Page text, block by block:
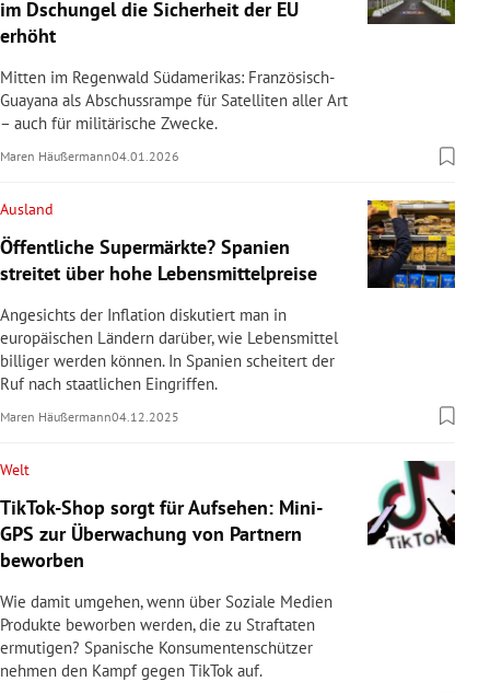
im Dschungel die Sicherheit der EU
erhöht
Mitten im Regenwald Südamerikas: Französisch-
Guayana als Abschussrampe für Satelliten aller Art
– auch für militärische Zwecke.
Maren Häußermann04.01.2026
Ausland
Öffentliche Supermärkte? Spanien
streitet über hohe Lebensmittelpreise
Angesichts der Inflation diskutiert man in
europäischen Ländern darüber, wie Lebensmittel
billiger werden können. In Spanien scheitert der
Ruf nach staatlichen Eingriffen.
Maren Häußermann04.12.2025
Welt
TikTok-Shop sorgt für Aufsehen: Mini-
GPS zur Überwachung von Partnern
beworben
Wie damit umgehen, wenn über Soziale Medien
Produkte beworben werden, die zu Straftaten
ermutigen? Spanische Konsumentenschützer
nehmen den Kampf gegen TikTok auf.